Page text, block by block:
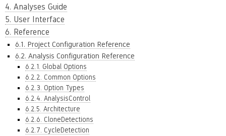
4. Analyses Guide
5. User Interface
6. Reference
6.1. Project Configuration Reference
6.2. Analysis Configuration Reference
6.2.1. Global Options
6.2.2. Common Options
6.2.3. Option Types
6.2.4. AnalysisControl
6.2.5. Architecture
6.2.6. CloneDetections
6.2.7. CycleDetection